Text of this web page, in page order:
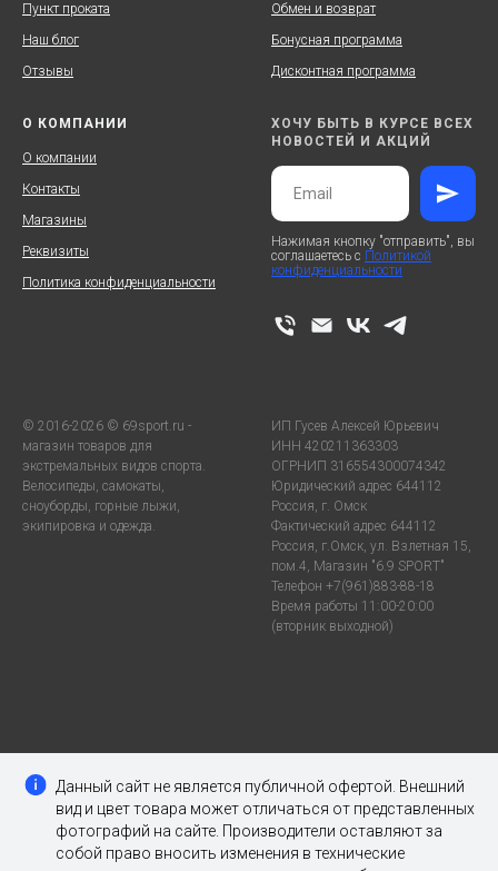
Пункт проката
Наш блог
Отзывы
Обмен и возврат
Бонусная программа
Дисконтная программа
О КОМПАНИИ
О компании
Контакты
Магазины
Реквизиты
Политика конфиденциальности
ХОЧУ БЫТЬ В КУРСЕ ВСЕХ
НОВОСТЕЙ И АКЦИЙ
Нажимая кнопку "отправить", вы
соглашаетесь с Политикой
конфиденциальности
© 2016-2026 © 69sport.ru -
магазин товаров для
экстремальных видов спорта.
Велосипеды, самокаты,
сноуборды, горные лыжи,
экипировка и одежда.
ИП Гусев Алексей Юрьевич
ИНН 420211363303
ОГРНИП 316554300074342
Юридический адрес 644112
Россия, г. Омск
Фактический адрес 644112
Россия, г.Омск, ул. Взлетная 15,
пом.4, Магазин "6.9 SPORT"
Телефон +7(961)883-88-18
Время работы 11:00-20:00
(вторник выходной)
Данный сайт не является публичной офертой. Внешний
вид и цвет товара может отличаться от представленных
фотографий на сайте. Производители оставляют за
собой право вносить изменения в технические